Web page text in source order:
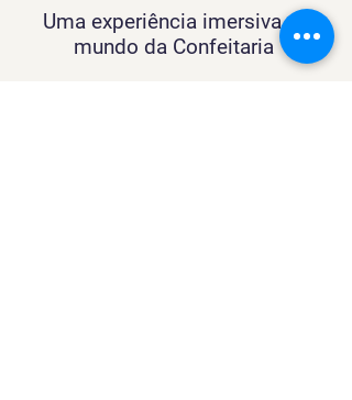
Uma experiência imersiva no
mundo da Confeitaria